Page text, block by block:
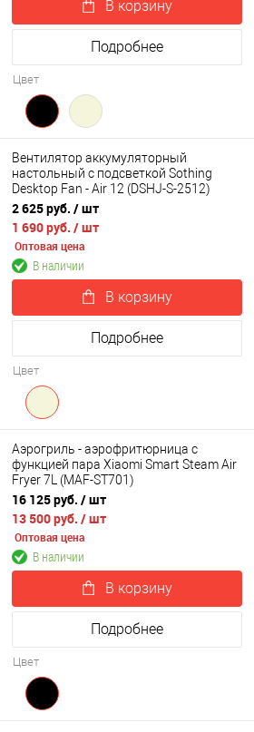
В корзину
Подробнее
Цвет
Вентилятор аккумуляторный
настольный с подсветкой Sothing
Desktop Fan - Air 12 (DSHJ-S-2512)
2 625 руб. / шт
1 690 руб. / шт
Оптовая цена
В наличии
В корзину
Подробнее
Цвет
Аэрогриль - аэрофритюрница с
функцией пара Xiaomi Smart Steam Air
Fryer 7L (MAF-ST701)
16 125 руб. / шт
13 500 руб. / шт
Оптовая цена
В наличии
В корзину
Подробнее
Цвет